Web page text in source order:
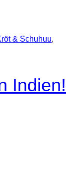
& Schuhuu,
Indien!